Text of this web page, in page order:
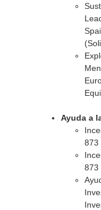
Ayuda a
873
873